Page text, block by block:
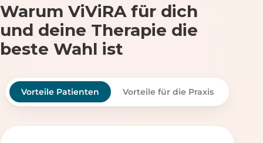
Warum ViViRA für dich
und deine Therapie die
beste Wahl ist
Vorteile Patienten Vorteile für die Praxis